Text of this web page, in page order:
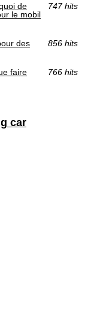
de
le mobil
747 hits
des
856 hits
faire
766 hits
car